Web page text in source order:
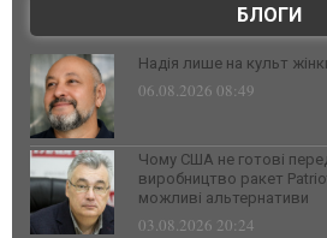
БЛОГИ
Надія лише на культ
06.08.2026 08:49
Чому США не готові
виробництво ракет
можливі альтернативи
03.08.2026 20:24